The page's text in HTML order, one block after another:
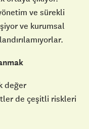
ve sürekli
ve kurumsal
değer
de çeşitli riskleri